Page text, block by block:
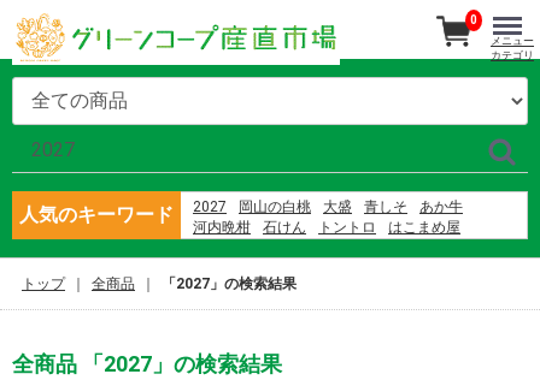
人気のキーワード 2027 岡山の白桃 大盛 青しそ
あか牛
河内晩柑
石けん トントロ
はこまめ屋
大矢野原
隠れ岩松
0
メニュー
カテゴリ
トップ 全商品 「2027」の検索結果
全商品 「2027」の検索結果